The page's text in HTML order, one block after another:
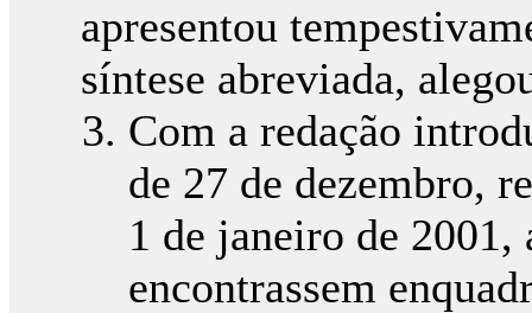
apresentou
síntese abreviada,
Com a redação
de 27 de dezembro,
1 de janeiro de 2001,
encontrassem